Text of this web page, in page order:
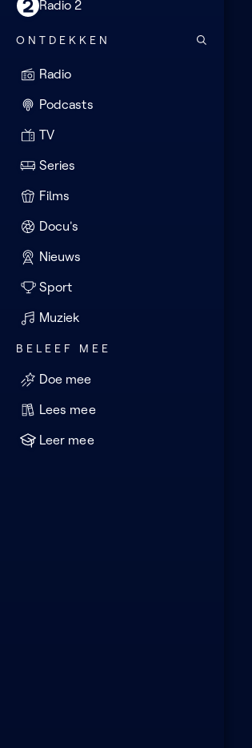
Radio 2
ONTDEKKEN
Radio
Podcasts
TV
Series
Films
Docu's
Nieuws
Sport
Muziek
BELEEF MEE
Doe mee
Lees mee
Leer mee